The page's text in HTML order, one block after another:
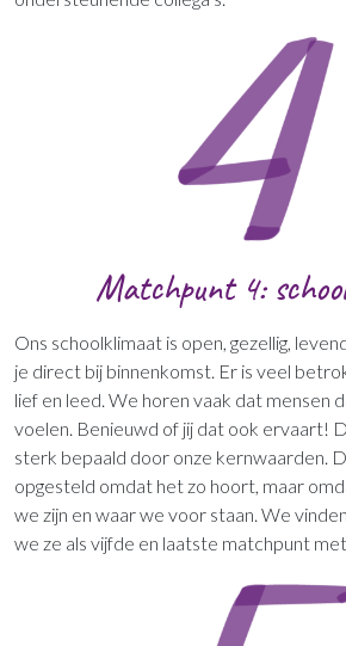
Matchpunt 4:
Ons schoolklimaat is open, gezellig,
je direct bij binnenkomst. Er is veel
lief en leed. We horen vaak dat mensen
voelen. Benieuwd of jij dat ook ervaart!
sterk bepaald door onze kernwaarden.
opgesteld omdat het zo hoort, maar
we zijn en waar we voor staan. We
we ze als vijfde en laatste matchpunt